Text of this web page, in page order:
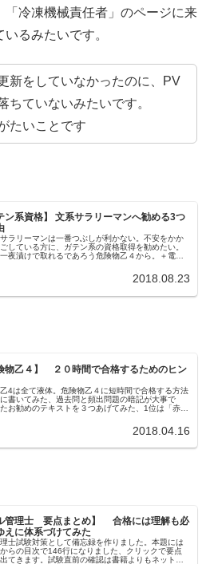
「冷凍機械責任者」のページに来
るみたいです。
新をしていなかったのに、PV
ちていないみたいです。
たいことです
ン系資格】 文系サラリーマンへ勧める3つ
ラリーマンは一番つぶしが利かない。不安をかか
している方に、ガテン系の資格取得を勧めたい。
夜漬けで取れるであろう危険物乙４から。＋電工2
2018.08.23
物乙４】 ２０時間で合格するためのヒン
4は全て液体。危険物乙４に短時間で合格する方法
書いてみた、過去問と頻出問題の暗記が大事で
お勧めのテキストを３つあげてみた、1位は「赤
2018.04.16
ル管理士 要点まとめ】 合格には理解も必
えに体系づけてみた
士試験対策として備忘録を作りました。本題には
らの目次で146行になりました、クリックで要点
てきます。試験直前の確認は書籍よりもネットの